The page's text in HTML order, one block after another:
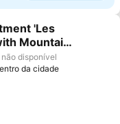
aos favoritos
'Les
Mountain
and Wi-Fi
disponível
da cidade